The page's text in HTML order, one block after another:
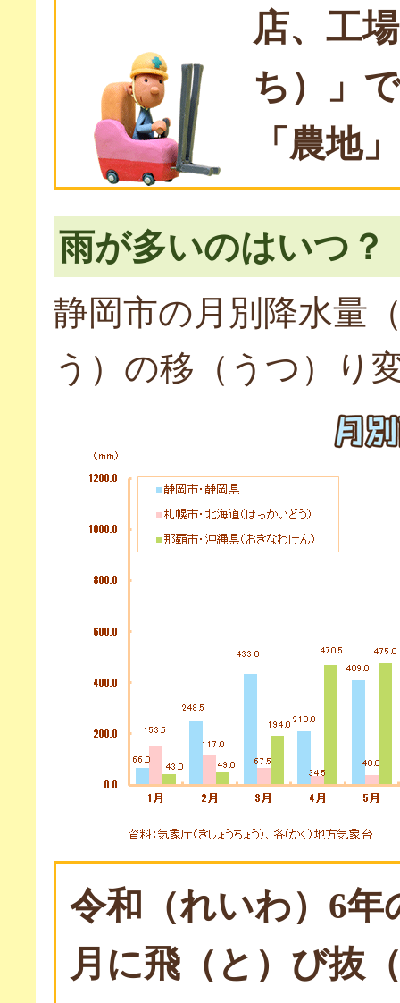
店、工
ち）」
「農地
雨が多いのはいつ？
静岡市の月別降水量
う）の移（うつ）り
令和（れいわ）6年
月に飛（と）び抜